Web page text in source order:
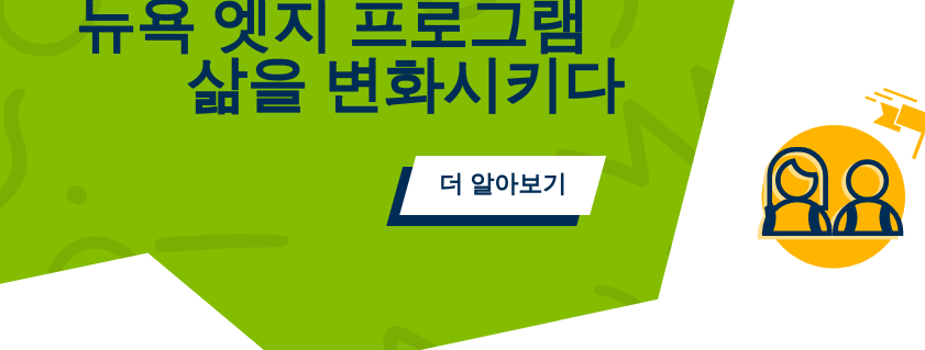
스포츠 및 웰니스에 대해 자세히 알아
예술에 대해 자세히 알아보기
뉴욕 엣지 프로그램
삶을 변화시키다
더 알아보기